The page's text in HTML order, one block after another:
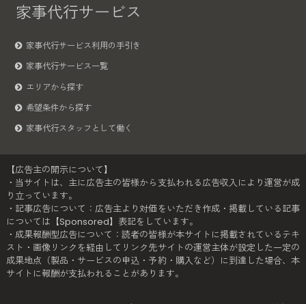
家事代行サービス
家事代行サービス利用の手引き
家事代行サービス一覧
エリアから探す
希望条件から探す
家事代行スタッフとして働く
【広告主の開示について】
・当サイトは、主に広告主の皆様から支払われる広告収入により運営が成
り立っています。
・記事広告について：広告主より対価をいただき作成・掲載している記事
については【Sponsored】表記をしています。
・成果報酬型広告について：読者の皆様が本サイトに掲載されているテキ
スト・画像リンクを経由してリンク先サイトの運営主体が設定した一定の
成果地点（製品・サービスの申込・予約・購入など）に到達した場合、本
サイトに報酬が支払われることがあります。